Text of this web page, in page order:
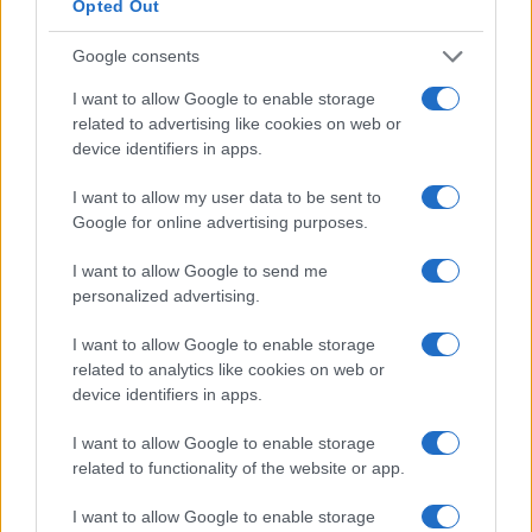
Opted Out
Google consents
I want to allow Google to enable storage
related to advertising like cookies on web or
device identifiers in apps.
I want to allow my user data to be sent to
Google for online advertising purposes.
I want to allow Google to send me
personalized advertising.
I want to allow Google to enable storage
related to analytics like cookies on web or
device identifiers in apps.
I want to allow Google to enable storage
related to functionality of the website or app.
I want to allow Google to enable storage
I nostri cari
I nostri cari
I nostri cari
Giovannimaria Cabras